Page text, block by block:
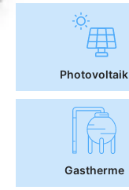
Photovoltaik
Gastherme